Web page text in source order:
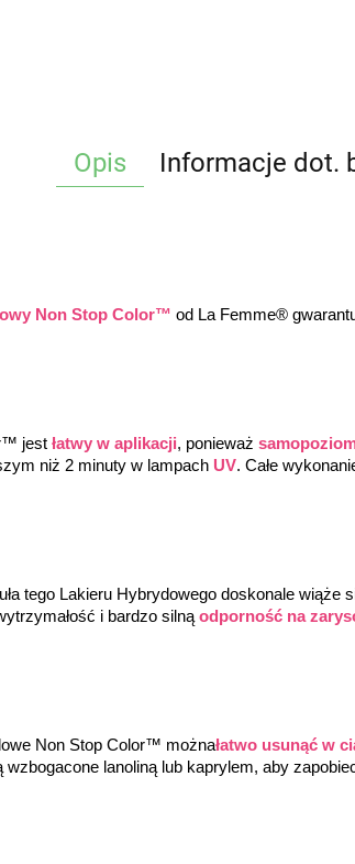
Opis Informacje dot.
Non Stop Color™ od La Femme®
jest łatwy w aplikacji, ponieważ
niż 2 minuty w lampach UV. Całe
tego Lakieru Hybrydowego doskonale wiąże
i bardzo silną odporność na
Non Stop Color™ możnałatwo usunąć w
wzbogacone lanoliną lub kaprylem, aby